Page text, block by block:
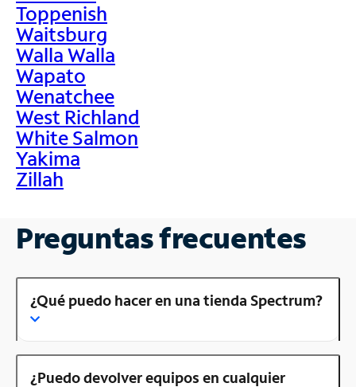
Toppenish
Waitsburg
Walla Walla
Wapato
Wenatchee
West Richland
White Salmon
Yakima
Zillah
Preguntas frecuentes
¿Qué puedo hacer en una tienda Spectrum?
¿Puedo devolver equipos en cualquier